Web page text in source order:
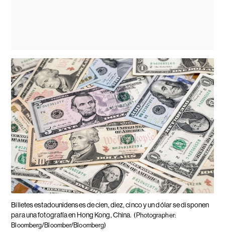
Billetes estadounidenses de cien, diez, cinco y un dólar se disponen
para una fotografía en Hong Kong, China. (Photographer:
Bloomberg/Bloomber/Bloomberg)